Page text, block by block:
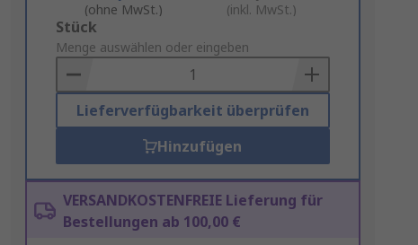
(ohne MwSt.) (inkl. MwSt.)
Add
to
Basket
Stück
Menge auswählen oder eingeben
Lieferverfügbarkeit überprüfen
Hinzufügen
VERSANDKOSTENFREIE Lieferung für
Bestellungen ab 100,00 €